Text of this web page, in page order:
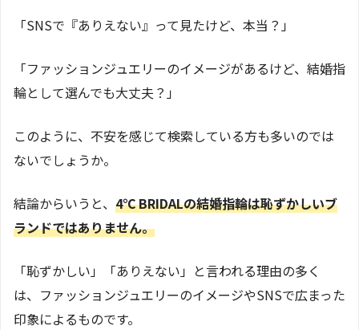
「SNSで『ありえない』って見たけど、本当？」
「ファッションジュエリーのイメージがあるけど、結婚指
輪として選んでも大丈夫？」
このように、不安を感じて検索している方も多いのでは
ないでしょうか。
結論からいうと、 4℃ BRIDALの結婚指輪は恥ずかしいブ
ランドではありません。
「恥ずかしい」「ありえない」と言われる理由の多く
は、ファッションジュエリーのイメージやSNSで広まった
印象によるものです。